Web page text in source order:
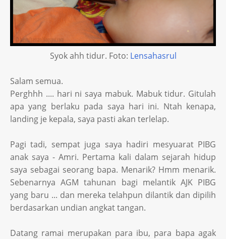
Syok ahh tidur. Foto: Lensahasrul
Salam semua.
Perghhh .... hari ni saya mabuk. Mabuk tidur. Gitulah
apa yang berlaku pada saya hari ini. Ntah kenapa,
landing je kepala, saya pasti akan terlelap.
Pagi tadi, sempat juga saya hadiri mesyuarat PIBG
anak saya - Amri. Pertama kali dalam sejarah hidup
saya sebagai seorang bapa. Menarik? Hmm menarik.
Sebenarnya AGM tahunan bagi melantik AJK PIBG
yang baru ... dan mereka telahpun dilantik dan dipilih
berdasarkan undian angkat tangan.
Datang ramai merupakan para ibu, para bapa agak